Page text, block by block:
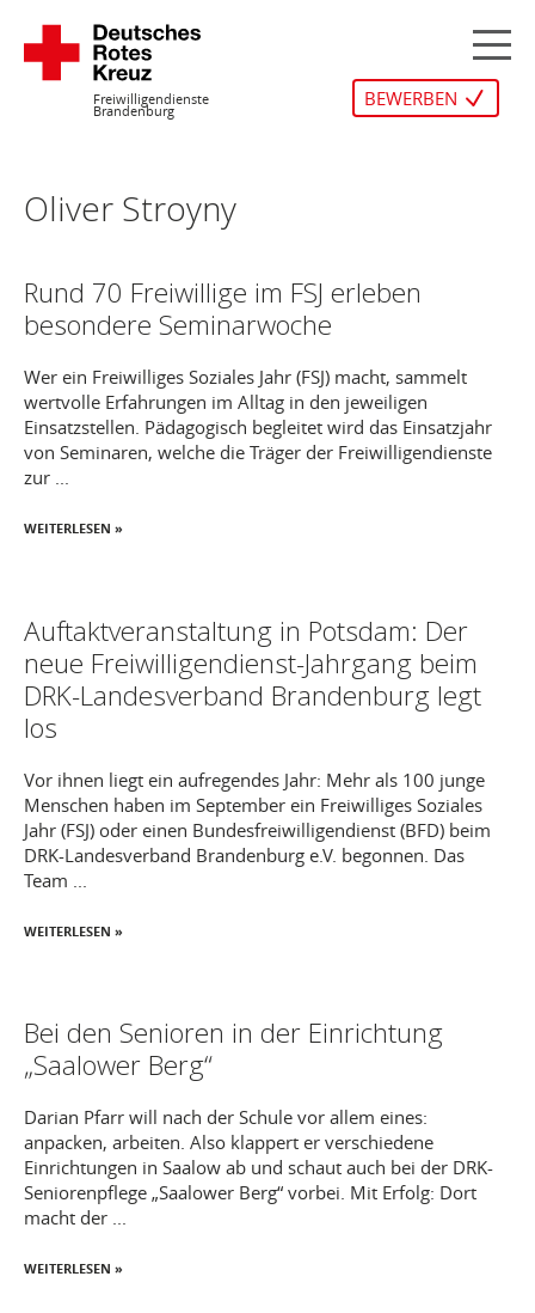
springen
Freiwilligendienste
Brandenburg
BEWERBEN
Oliver Stroyny
Rund 70 Freiwillige im FSJ erleben
besondere Seminarwoche
Wer ein Freiwilliges Soziales Jahr (FSJ) macht, sammelt
wertvolle Erfahrungen im Alltag in den jeweiligen
Einsatzstellen. Pädagogisch begleitet wird das Einsatzjahr
von Seminaren, welche die Träger der Freiwilligendienste
zur ...
WEITERLESEN »
Auftaktveranstaltung in Potsdam: Der
neue Freiwilligendienst-Jahrgang beim
DRK-Landesverband Brandenburg legt
los
Vor ihnen liegt ein aufregendes Jahr: Mehr als 100 junge
Menschen haben im September ein Freiwilliges Soziales
Jahr (FSJ) oder einen Bundesfreiwilligendienst (BFD) beim
DRK-Landesverband Brandenburg e.V. begonnen. Das
Team ...
WEITERLESEN »
Bei den Senioren in der Einrichtung
„Saalower Berg“
Darian Pfarr will nach der Schule vor allem eines:
anpacken, arbeiten. Also klappert er verschiedene
Einrichtungen in Saalow ab und schaut auch bei der DRK-
Seniorenpflege „Saalower Berg“ vorbei. Mit Erfolg: Dort
macht der ...
WEITERLESEN »